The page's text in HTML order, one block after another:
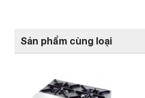
Sản phẩm cùng loại